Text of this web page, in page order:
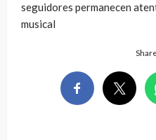
seguidores permanecen
musical